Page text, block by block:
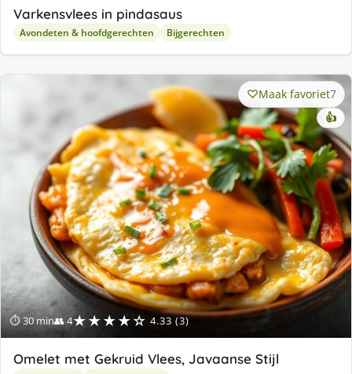
Varkensvlees in pindasaus
Avondeten & hoofdgerechten Bijgerechten
⏱ 30 min👥 4★★★★☆ 4.33 (3)
Maak favoriet7
👍
Omelet met Gekruid Vlees, Javaanse Stijl